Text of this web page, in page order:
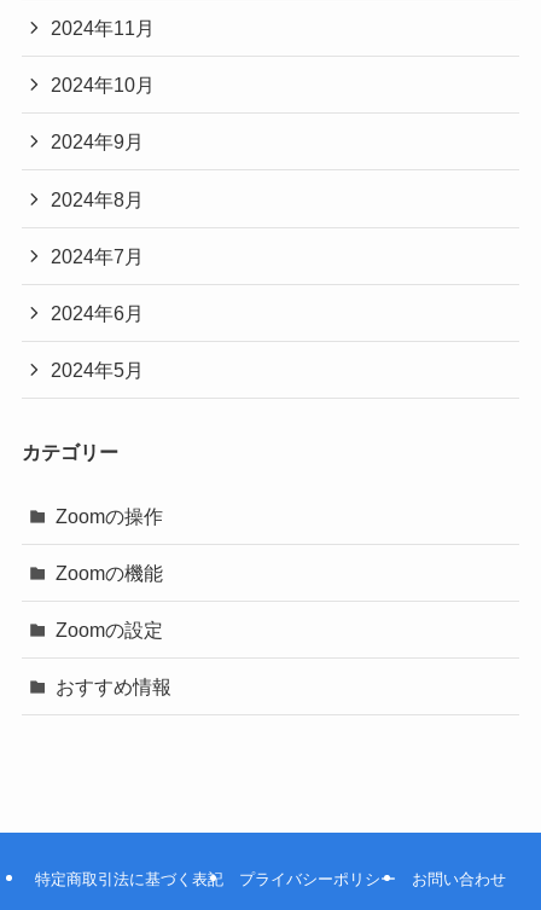
2024年11月
2024年10月
2024年9月
2024年8月
2024年7月
2024年6月
2024年5月
カテゴリー
Zoomの操作
Zoomの機能
Zoomの設定
おすすめ情報
特定商取引法に基づく表記 プライバシーポリシー お問い合わせ